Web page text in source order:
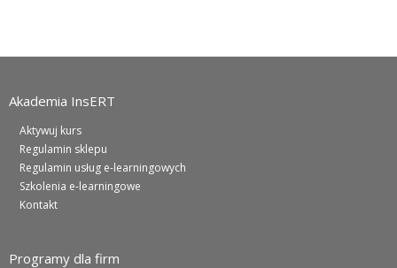
Akademia InsERT
Aktywuj kurs
Regulamin sklepu
Regulamin usług e-learningowych
Szkolenia e-learningowe
Kontakt
Programy dla firm